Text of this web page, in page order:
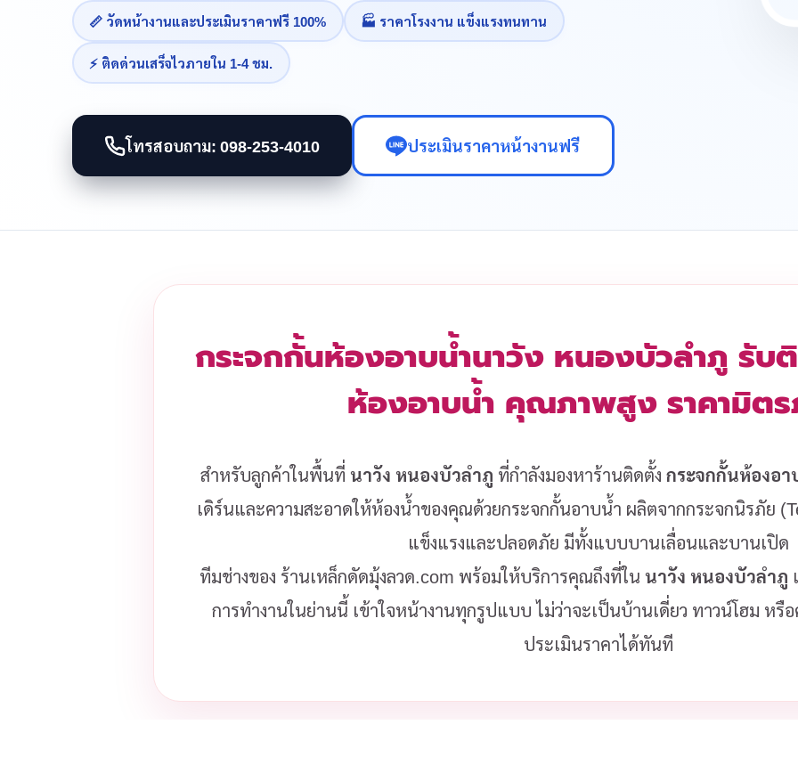
📏 วัดหน้างานและประเมินราคาฟรี 100% 🏭 ราคาโรงงาน แข็งแรงทนทาน
⚡ ติดด่วนเสร็จไวภายใน 1-4 ชม.
โทรสอบถาม: 098-253-4010 ประเมินราคาหน้างานฟรี
กระจกกั้นห้องอาบน้ำนาวัง หนองบัวลำภู รับ
ห้องอาบน้ำ คุณภาพสูง ราคามิต
สำหรับลูกค้าในพื้นที่ นาวัง หนองบัวลำภู ที่กำลังมองหาร้านติดตั้ง กระจกกั้นห้องอ
เดิร์นและความสะอาดให้ห้องน้ำของคุณด้วยกระจกกั้นอาบน้ำ ผลิตจากกระจกนิรภัย
แข็งแรงและปลอดภัย มีทั้งแบบบานเลื่อนและบานเปิด
ทีมช่างของ ร้านเหล็กดัดมุ้งลวด.com พร้อมให้บริการคุณถึงที่ใน นาวัง หนองบัวลำภู
การทำงานในย่านนี้ เข้าใจหน้างานทุกรูปแบบ ไม่ว่าจะเป็นบ้านเดี่ยว ทาวน์โฮม หรื
ประเมินราคาได้ทันที